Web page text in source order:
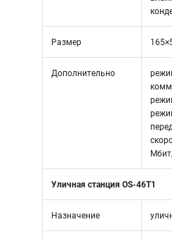
Размер
Дополнительно
Уличная станция OS-46T1
Назначение